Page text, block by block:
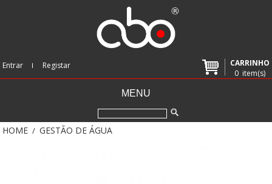
CARRINHO
0item(s)
Entrar Registar
MENU
HOME / GESTÃO DE ÁGUA